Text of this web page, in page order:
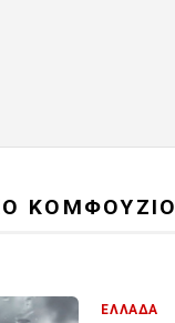
ΚΟΜΦΟΥΖΙΟ
ΕΛΛΑΔΑ